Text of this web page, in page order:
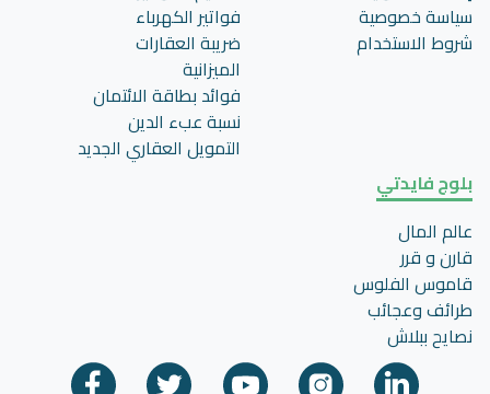
سياسة خصوصية
شروط الاستخدام
فواتير الكهرباء
ضريبة العقارات
الميزانية
فوائد بطاقة الائتمان
نسبة عبء الدين
التمويل العقاري الجديد
بلوج فايدتي
عالم المال
قارن و قرر
قاموس الفلوس
طرائف وعجائب
نصايح ببلاش